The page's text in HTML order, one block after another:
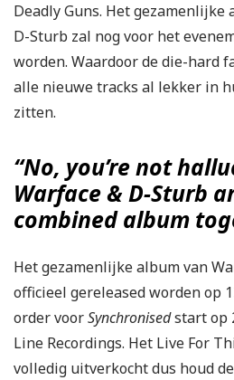
Deadly Guns. Het gezamenlijke
D-Sturb zal nog voor het
worden. Waardoor de die-hard
alle nieuwe tracks al lekker in
zitten.
“No, you’re not
Warface & D-Sturb
combined album
Het gezamenlijke album van
officieel gereleased worden op
order voorSynchronisedstart op
Line Recordings. Het Live For
volledig uitverkocht dus houd